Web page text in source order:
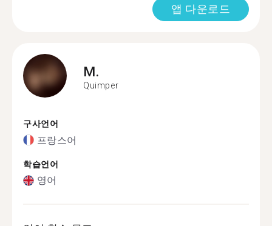
앱 다운로드
M.
Quimper
구사언어
프랑스어
학습언어
영어